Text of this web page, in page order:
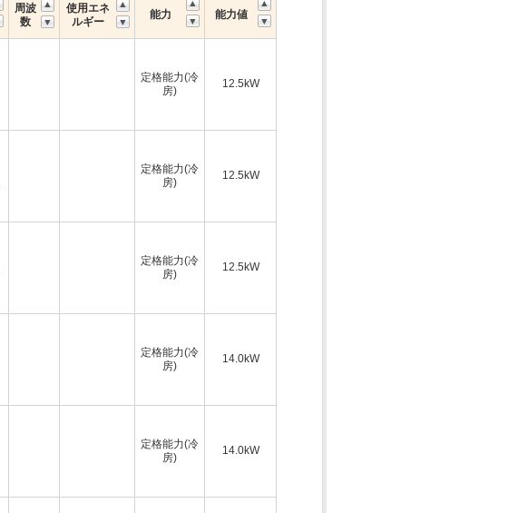
周波
数
使用エネ
ルギー
能力 能力値
定格能力(冷
房)
12.5kW
定格能力(冷
房)
12.5kW
定格能力(冷
房)
12.5kW
定格能力(冷
房)
14.0kW
定格能力(冷
房)
14.0kW